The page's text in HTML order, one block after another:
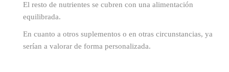
El resto de nutrientes se cubren con una alimentación
equilibrada.
En cuanto a otros suplementos o en otras circunstancias, ya
serían a valorar de forma personalizada.